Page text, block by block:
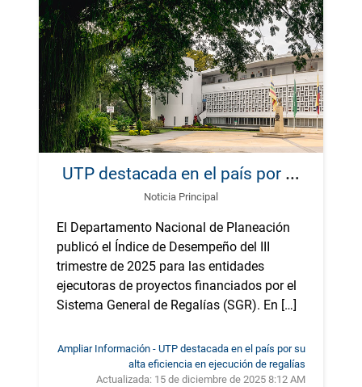
U
TP destacada en el país por su alta eficiencia en ejecución de regalías
Noticia Principal
El Departamento Nacional de Planeación
publicó el Índice de Desempeño del III
trimestre de 2025 para las entidades
ejecutoras de proyectos financiados por el
Sistema General de Regalías (SGR). En […]
Ampliar Información - UTP destacada en el país por su
alta eficiencia en ejecución de regalías
Actualizada: 15 de diciembre de 2025 8:12 AM